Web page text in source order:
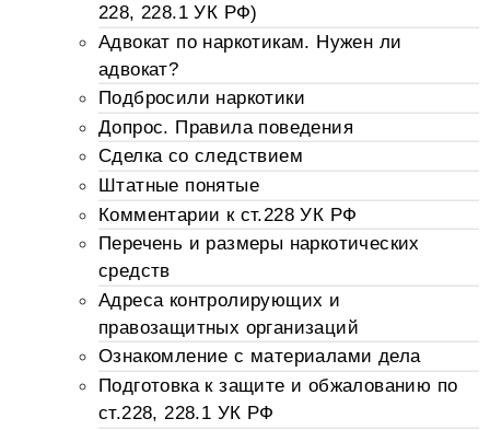
228, 228.1 УК РФ)
Адвокат по наркотикам. Нужен ли
адвокат?
Подбросили наркотики
Допрос. Правила поведения
Сделка со следствием
Штатные понятые
Комментарии к ст.228 УК РФ
Перечень и размеры наркотических
средств
Адреса контролирующих и
правозащитных организаций
Ознакомление с материалами дела
Подготовка к защите и обжалованию по
ст.228, 228.1 УК РФ